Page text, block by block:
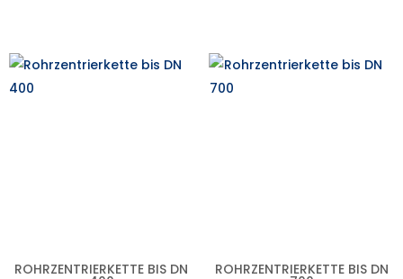
ROHRZENTRIERKETTE BIS DN ROHRZENTRIERKETTE BIS DN